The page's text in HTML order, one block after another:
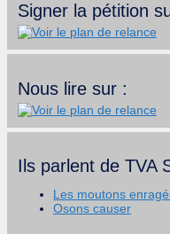
Signer la pétition
Nous lire sur :
Ils parlent de TVA
Les moutons
Osons causer